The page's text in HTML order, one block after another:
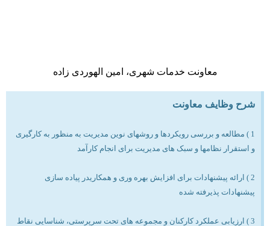
معاونت خدمات شهری، امین الهوردی زاده
شرح وظایف معاونت
1 ) مطالعه و بررسی رویکردها و روشهای نوین مدیریت به منظور به کارگیری
و استقرار نظامها و سبک های مدیریت برای انجام کارآمد
2 ) ارائه پیشنهادات برای افزایش بهره وری و همکاریدر پیاده سازی
پیشنهادات پذیرفته شده
3 ) ارزیابی عملکرد کارکنان و مجموعه های تحت سرپرستی، شناسایی نقاط